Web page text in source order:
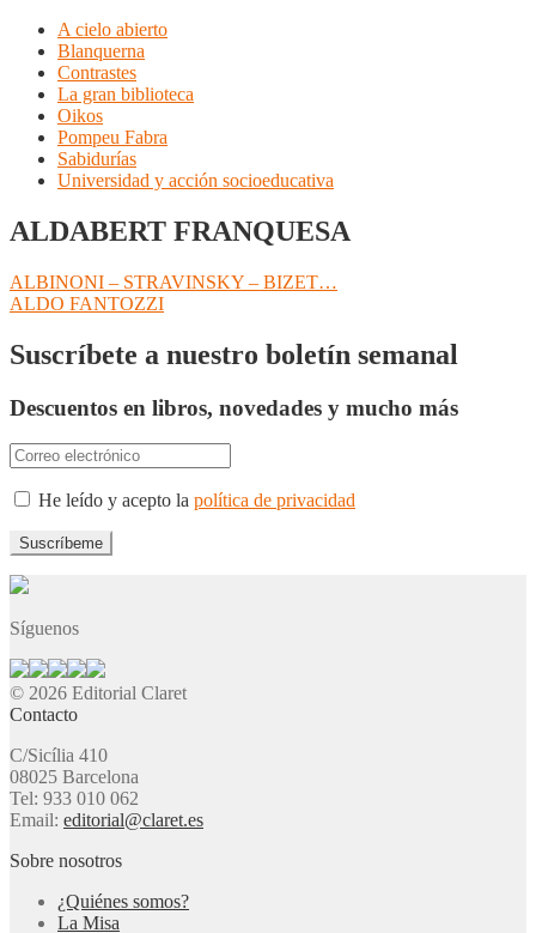
A cielo abierto
Blanquerna
Contrastes
La gran biblioteca
Oikos
Pompeu Fabra
Sabidurías
Universidad y acción socioeducativa
ALDABERT FRANQUESA
Navegación
de
entradas
Anterior:
ALBINONI – STRAVINSKY – BIZET…
Siguiente:
ALDO FANTOZZI
Suscríbete a nuestro boletín semanal
Descuentos en libros, novedades y mucho más
He leído y acepto la política de privacidad
Síguenos
© 2026 Editorial Claret
Contacto
C/Sicília 410
08025 Barcelona
Tel: 933 010 062
Email: editorial@claret.es
Sobre nosotros
¿Quiénes somos?
La Misa